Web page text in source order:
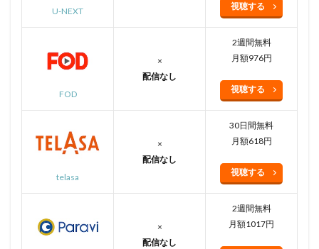
U-NEXT 視聴する
FOD
×
配信なし
2週間無料
月額976円
視聴する
telasa
×
配信なし
30日間無料
月額618円
視聴する
×
配信なし
2週間無料
月額1017円